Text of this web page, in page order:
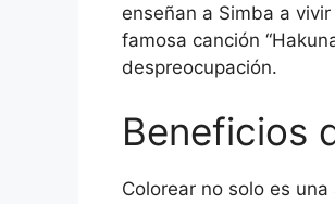
enseñan a Simba a
famosa canción
despreocupación.
Beneficios
Colorear no solo es